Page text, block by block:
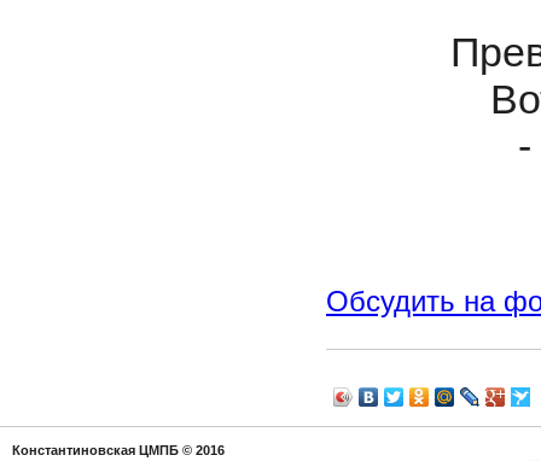
Обсудить на
Константиновская ЦМПБ © 2016